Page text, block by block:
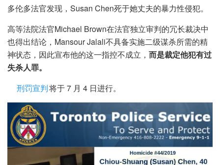
多伦多法官发现，Susan Chen死于她丈夫的暴力性侵犯。
高等法院法官Michael Brown在法官独立审判的冗长裁决中
也得出结论，Mansour Jalali不具备实施二级谋杀所需的精
神状态，因此宣布他的这一指控不成立， 而是裁定他犯有过
失杀人罪。
刑罚宣判将于 7 月 4 日进行。